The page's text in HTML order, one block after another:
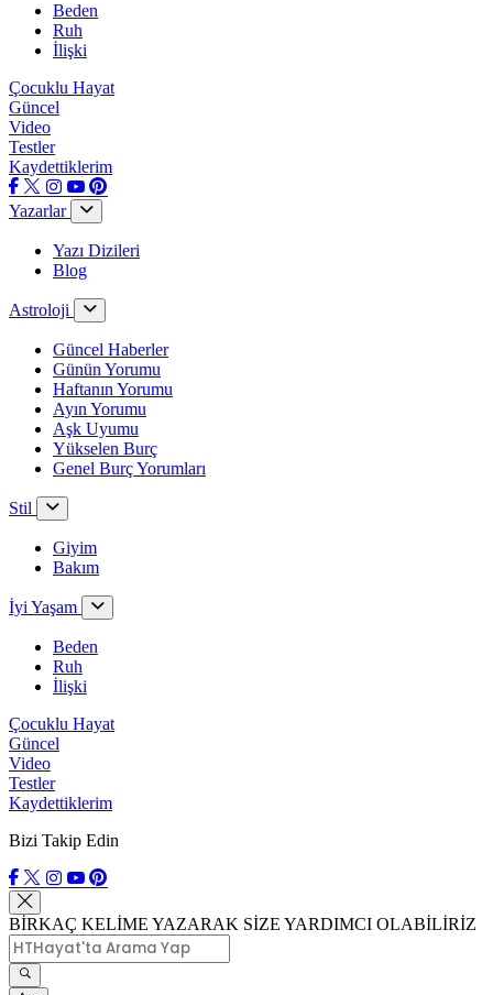
Beden
Ruh
İlişki
Çocuklu Hayat
Güncel
Video
Testler
Kaydettiklerim
Yazarlar
Yazı Dizileri
Blog
Astroloji
Güncel Haberler
Günün Yorumu
Haftanın Yorumu
Ayın Yorumu
Aşk Uyumu
Yükselen Burç
Genel Burç Yorumları
Stil
Giyim
Bakım
İyi Yaşam
Beden
Ruh
İlişki
Çocuklu Hayat
Güncel
Video
Testler
Kaydettiklerim
Bizi Takip Edin
BİRKAÇ KELİME YAZARAK SİZE YARDIMCI OLABİLİRİZ